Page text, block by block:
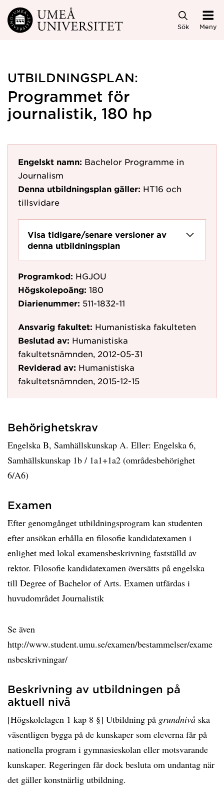
Hoppa direkt till innehållet
Sök Meny
UTBILDNINGSPLAN:
Programmet för
journalistik, 180 hp
Engelskt namn: Bachelor Programme in
Journalism
Denna utbildningsplan gäller: HT16 och
tillsvidare
Visa tidigare/senare versioner av
denna utbildningsplan
Programkod: HGJOU
Högskolepoäng: 180
Diarienummer: 511-1832-11
Ansvarig fakultet: Humanistiska fakulteten
Beslutad av: Humanistiska
fakultetsnämnden, 2012-05-31
Reviderad av: Humanistiska
fakultetsnämnden, 2015-12-15
Behörighetskrav
Engelska B, Samhällskunskap A. Eller: Engelska 6,
Samhällskunskap 1b / 1a1+1a2 (områdesbehörighet
6/A6)
Examen
Efter genomgånget utbildningsprogram kan studenten
efter ansökan erhålla en filosofie kandidatexamen i
enlighet med lokal examensbeskrivning fastställd av
rektor. Filosofie kandidatexamen översätts på engelska
till Degree of Bachelor of Arts. Examen utfärdas i
huvudområdet Journalistik
Se även
http://www.student.umu.se/examen/bestammelser/exame
nsbeskrivningar/
Beskrivning av utbildningen på
aktuell nivå
[Högskolelagen 1 kap 8 §] Utbildning på grundnivå ska
väsentligen bygga på de kunskaper som eleverna får på
nationella program i gymnasieskolan eller motsvarande
kunskaper. Regeringen får dock besluta om undantag när
det gäller konstnärlig utbildning.